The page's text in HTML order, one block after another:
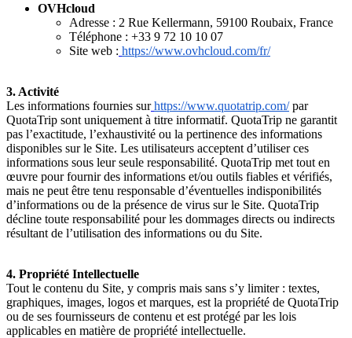
OVHcloud
Adresse : 2 Rue Kellermann, 59100 Roubaix, France
Téléphone : +33 9 72 10 10 07
Site web : https://www.ovhcloud.com/fr/
3. Activité
Les informations fournies sur https://www.quotatrip.com/par
QuotaTrip sont uniquement à titre informatif. QuotaTrip ne garantit
pas l’exactitude, l’exhaustivité ou la pertinence des informations
disponibles sur le Site. Les utilisateurs acceptent d’utiliser ces
informations sous leur seule responsabilité. QuotaTrip met tout en
œuvre pour fournir des informations et/ou outils fiables et vérifiés,
mais ne peut être tenu responsable d’éventuelles indisponibilités
d’informations ou de la présence de virus sur le Site. QuotaTrip
décline toute responsabilité pour les dommages directs ou indirects
résultant de l’utilisation des informations ou du Site.
4. Propriété Intellectuelle
Tout le contenu du Site, y compris mais sans s’y limiter : textes,
graphiques, images, logos et marques, est la propriété de QuotaTrip
ou de ses fournisseurs de contenu et est protégé par les lois
applicables en matière de propriété intellectuelle.